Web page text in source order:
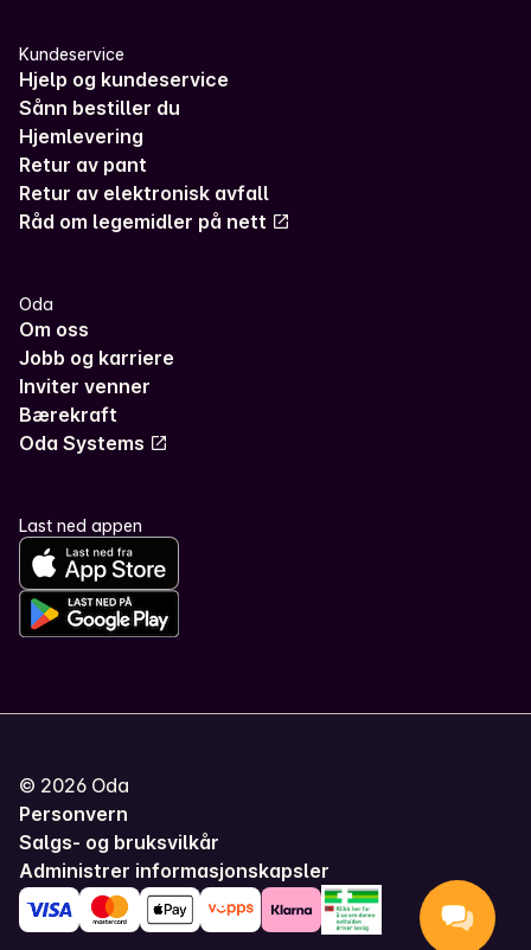
Kundeservice
Hjelp og kundeservice
Sånn bestiller du
Hjemlevering
Retur av pant
Retur av elektronisk avfall
Råd om legemidler på nett
Oda
Om oss
Jobb og karriere
Inviter venner
Bærekraft
Oda Systems
Last ned appen
© 2026 Oda
Personvern
Salgs- og bruksvilkår
Administrer informasjonskapsler